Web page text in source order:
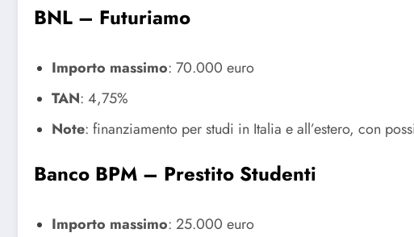
BNL – Futuriamo
Importo massimo: 70.000 euro
TAN: 4,75%
Note: finanziamento per studi in Italia e all’estero, con
Banco BPM – Prestito Studenti
Importo massimo: 25.000 euro